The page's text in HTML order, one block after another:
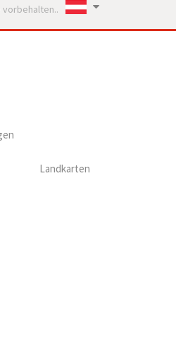
vorbehalten..
Landkarten